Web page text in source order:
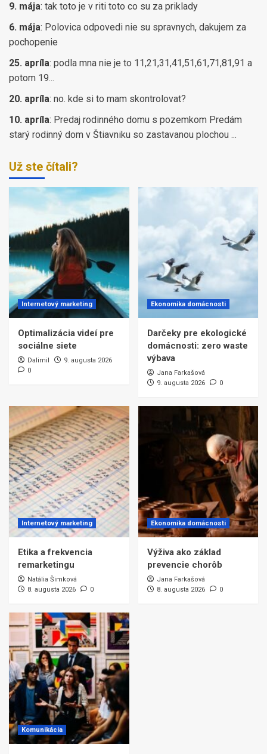
9. mája: tak toto je v riti toto co su za priklady
6. mája: Polovica odpovedi nie su spravnych, dakujem za
pochopenie
25. apríla: podla mna nie je to 11,21,31,41,51,61,71,81,91 a
potom 19...
20. apríla: no. kde si to mam skontrolovat?
10. apríla: Predaj rodinného domu s pozemkom Predám
starý rodinný dom v Štiavniku so zastavanou plochou ...
Už ste čítali?
Internetový marketing
Optimalizácia videí pre
sociálne siete
Dalimil
9. augusta 2026
0
Ekonomika domácnosti
Darčeky pre ekologické
domácnosti: zero waste
výbava
Jana Farkašová
9. augusta 2026
0
Internetový marketing
Etika a frekvencia
remarketingu
Natália Šimková
8. augusta 2026
0
Ekonomika domácnosti
Výživa ako základ
prevencie chorôb
Jana Farkašová
8. augusta 2026
0
Komunikácia